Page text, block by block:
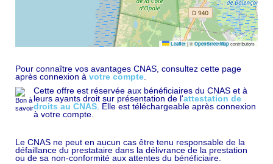
Leaflet |© OpenStreetMap contributors
Pour connaître vos avantages CNAS, consultez cette page
après connexion à votre compte.
Cette offre est réservée aux bénéficiaires du CNAS et à
leurs ayants droit sur présentation de l'attestation de
droits au CNAS. Elle est téléchargeable après connexion
à votre compte.
Le CNAS ne peut en aucun cas être tenu responsable de la
défaillance du prestataire dans la délivrance de la prestation
ou de sa non-conformité aux attentes du bénéficiaire.